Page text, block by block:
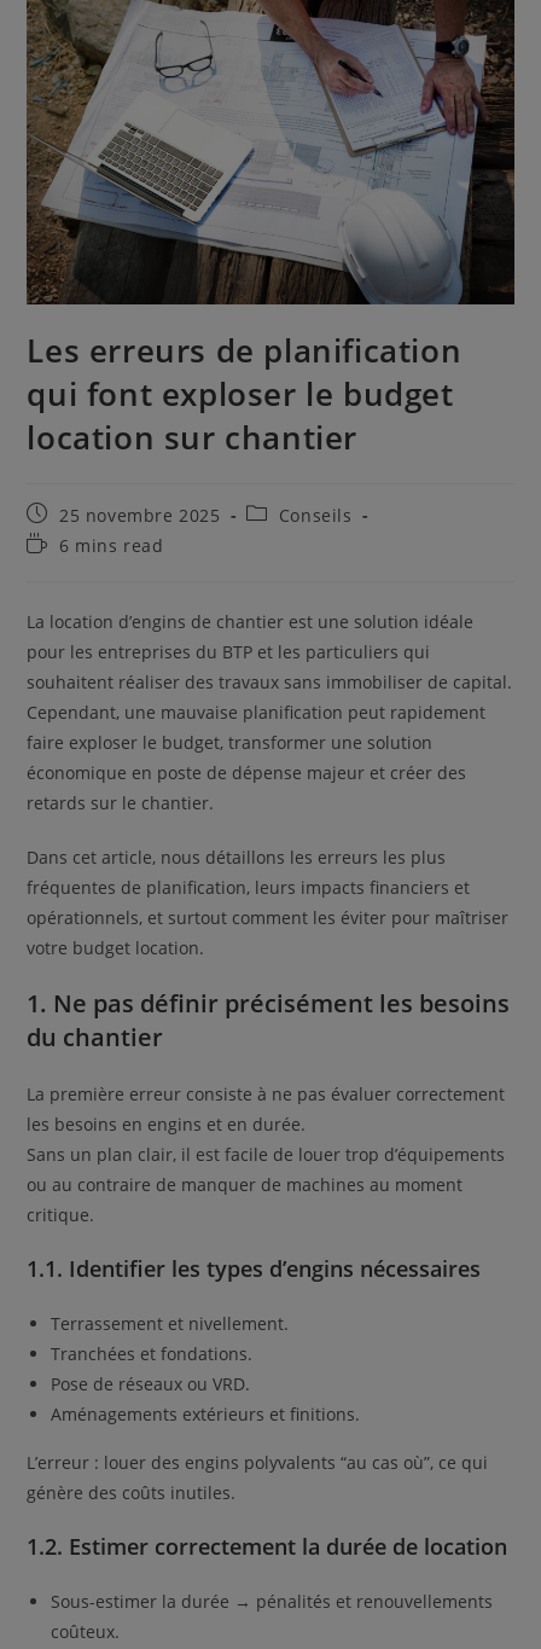
Les erreurs de planification
qui font exploser le budget
location sur chantier
Publication
publiée :
25 novembre 2025
PostConseils
Temps6 mins read
La location d’engins de chantier est une solution idéale
pour les entreprises du BTP et les particuliers qui
souhaitent réaliser des travaux sans immobiliser de capital.
Cependant, une mauvaise planification peut rapidement
faire exploser le budget, transformer une solution
économique en poste de dépense majeur et créer des
retards sur le chantier.
Dans cet article, nous détaillons les erreurs les plus
fréquentes de planification, leurs impacts financiers et
opérationnels, et surtout comment les éviter pour maîtriser
votre budget location.
1. Ne pas définir précisément les besoins
du chantier
La première erreur consiste à ne pas évaluer correctement
les besoins en engins et en durée.
Sans un plan clair, il est facile de louer trop d’équipements
ou au contraire de manquer de machines au moment
critique.
1.1. Identifier les types d’engins nécessaires
Terrassement et nivellement.
Tranchées et fondations.
Pose de réseaux ou VRD.
Aménagements extérieurs et finitions.
L’erreur : louer des engins polyvalents “au cas où”, ce qui
génère des coûts inutiles.
1.2. Estimer correctement la durée de location
Sous-estimer la durée → pénalités et renouvellements
coûteux.